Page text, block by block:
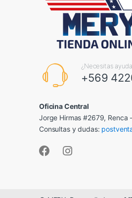
¿Necesitas
+569
Oficina Central
Jorge Hirmas #2679, Renca
Consultas y dudas: